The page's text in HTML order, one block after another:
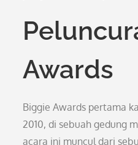
Awards
Biggie Awards pertama
2010, di sebuah gedung
acara ini muncul dari